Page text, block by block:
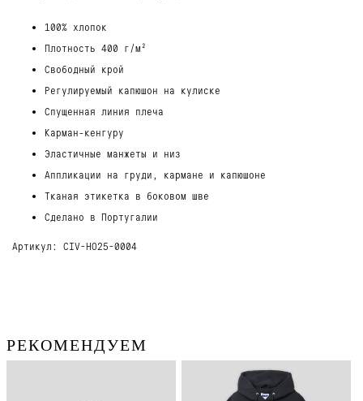
100% хлопок
Плотность 400 г/м²
Свободный крой
Регулируемый капюшон на кулиске
Спущенная линия плеча
Карман-кенгуру
Эластичные манжеты и низ
Аппликации на груди, кармане и капюшоне
Тканая этикетка в боковом шве
Сделано в Португалии
Артикул: CIV-HO25-0004
РЕКОМЕНДУЕМ